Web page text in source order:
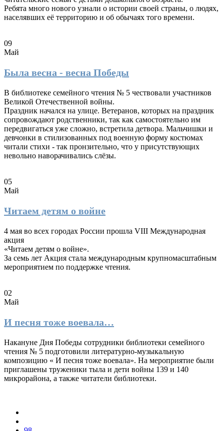
Ребята много нового узнали о истории своей страны, о людях,
населявших её территорию и об обычаях того времени.
09
Май
Была весна - весна Победы
В библиотеке семейного чтения № 5 чествовали участников
Великой Отечественной войны.
Праздник начался на улице. Ветеранов, которых на праздник
сопровождают родственники, так как самостоятельно им
передвигаться уже сложно, встретила детвора. Мальчишки и
девчонки в стилизованных под военную форму костюмах
читали стихи - так пронзительно, что у присутствующих
невольно наворачивались слёзы.
05
Май
Читаем детям о войне
4 мая во всех городах России прошла VIII Международная
акция
«Читаем детям о войне».
За семь лет Акция стала международным крупномасштабным
мероприятием по поддержке чтения.
02
Май
И песня тоже воевала…
Накануне Дня Победы сотрудники библиотеки семейного
чтения № 5 подготовили литературно-музыкальную
композицию « И песня тоже воевала». На мероприятие были
приглашены труженики тыла и дети войны 139 и 140
микрорайона, а также читатели библиотеки.